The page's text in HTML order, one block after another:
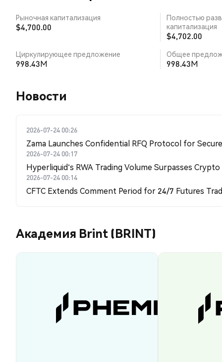
Рыночная капитализация
$4,700.00
Полностью
капитализация
$4,702.00
Циркулирующее предложение
998.43M
Общее
998.43M
Новости
2026-07-24 00:26
Zama Launches Confidential RFQ Protocol for
2026-07-24 00:17
Hyperliquid's RWA Trading Volume Surpasses
2026-07-24 00:14
CFTC Extends Comment Period for 24/7 Futures
Академия Brint (BRINT)